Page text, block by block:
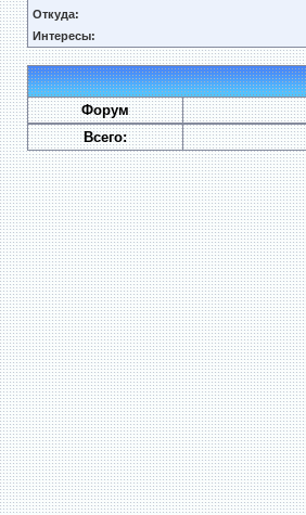
Откуда:
Интересы:
Форум
Всего: